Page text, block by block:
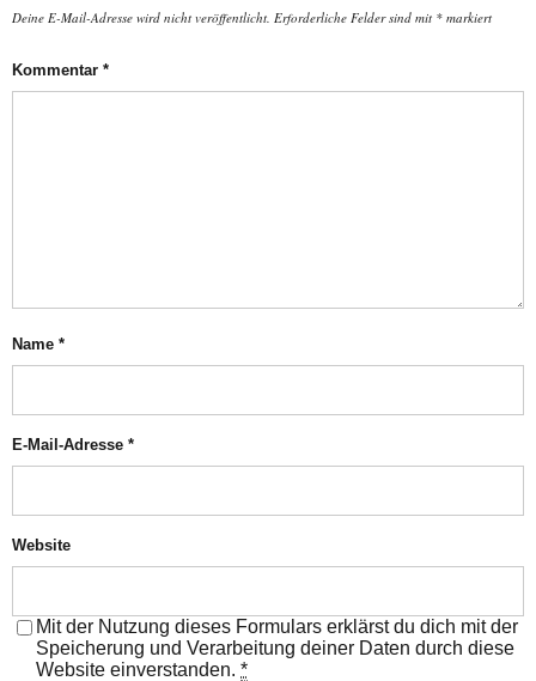
Deine E-Mail-Adresse wird nicht veröffentlicht. Erforderliche Felder sind mit * markiert
Kommentar *
Name *
E-Mail-Adresse *
Website
Mit der Nutzung dieses Formulars erklärst du dich mit der
Speicherung und Verarbeitung deiner Daten durch diese
Website einverstanden. *